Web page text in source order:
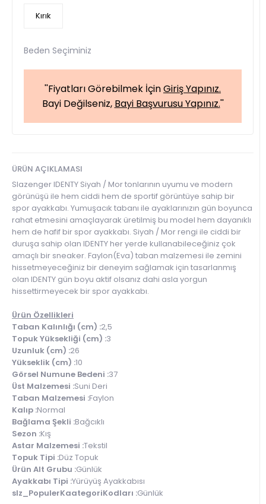
Kırık
Beden Seçiminiz
''Fiyatları Görebilmek İçinGiriş Yapınız.
Bayi Değilseniz, Bayi Başvurusu Yapınız.''
ÜRÜN AÇIKLAMASI
Slazenger IDENTY Siyah / Mor tonlarının uyumu ve modern
görünüşü ile hem ciddi hem de sportif görüntüye sahip bir
spor ayakkabı. Yumuşacık tabanı ile ayaklarınızın gün boyunca
rahat etmesini amaçlayarak üretilmiş bu model hem dayanıklı
hem de hafif bir spor ayakkabı. Siyah / Mor rengi ile ciddi bir
duruşa sahip olan IDENTY her yerde kullanabileceğiniz çok
amaçlı bir sneaker. Faylon(Eva) taban malzemesi ile zemini
hissetmeyeceğiniz bir deneyim sağlamak için tasarlanmış
olan IDENTY gün boyu aktif olsanız dahi asla yorgun
hissettirmeyecek bir spor ayakkabı.
Ürün Özellikleri
Taban Kalınlığı (cm) :2,5
Topuk Yüksekliği (cm) :3
Uzunluk (cm) :26
Yükseklik (cm) :10
Görsel Numune Bedeni :37
Üst Malzemesi :Suni Deri
Taban Malzemesi :Faylon
Kalıp :Normal
Bağlama Şekli :Bağcıklı
Sezon :Kış
Astar Malzemesi :Tekstil
Topuk Tipi :Düz Topuk
Ürün Alt Grubu :Günlük
Ayakkabı Tipi :Yürüyüş Ayakkabısı
slz_PopulerKaategoriKodları :Günlük